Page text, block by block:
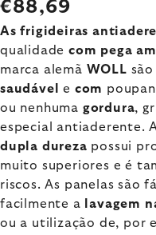
€88,69
As frigideiras
qualidade com pega
marca alemã WOLL
saudável
e com
ou nenhuma gordura,
especial antiaderente.
dupla dureza possui
muito superiores e é
riscos. As panelas são
facilmente a
lavagem
ou a utilização de, por